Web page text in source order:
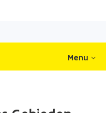
gaan
Menu